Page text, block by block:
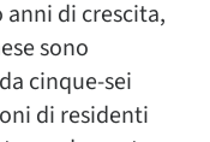
anni di crescita,
sono
cinque-sei
di residenti